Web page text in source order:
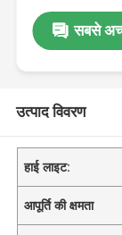
सबसे
उत्पाद विवरण
हाई लाइट:
आपूर्ति की क्षमता